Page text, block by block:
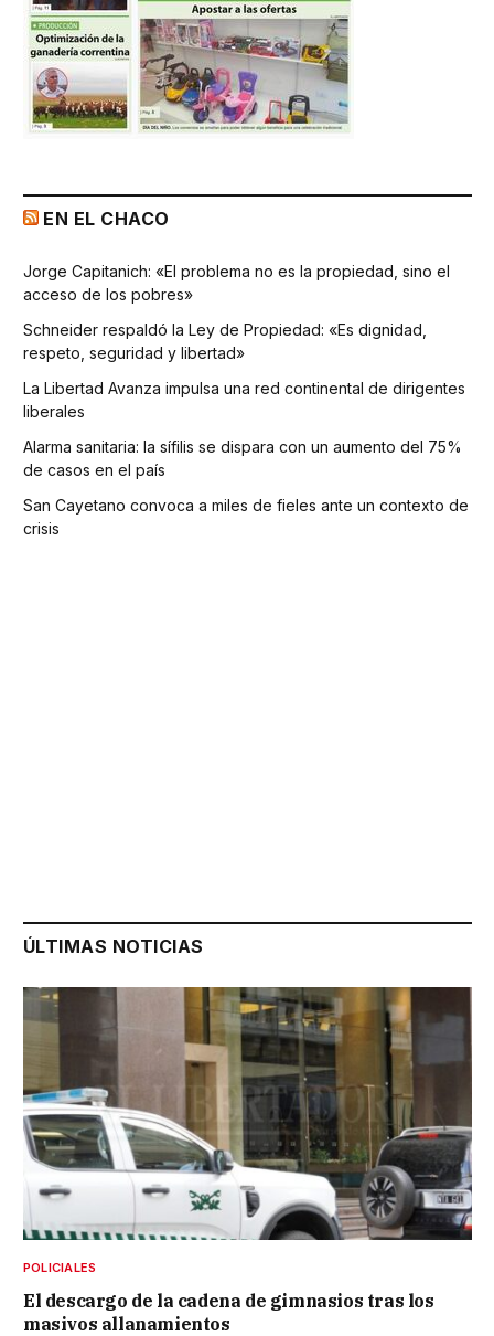
EN EL CHACO
Jorge Capitanich: «El problema no es la propiedad, sino el
acceso de los pobres»
Schneider respaldó la Ley de Propiedad: «Es dignidad,
respeto, seguridad y libertad»
La Libertad Avanza impulsa una red continental de dirigentes
liberales
Alarma sanitaria: la sífilis se dispara con un aumento del 75%
de casos en el país
San Cayetano convoca a miles de fieles ante un contexto de
crisis
ÚLTIMAS NOTICIAS
POLICIALES
El descargo de la cadena de gimnasios tras los
masivos allanamientos